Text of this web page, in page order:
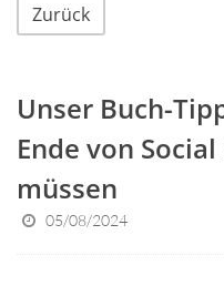
Zurück
Unser Buch-
Ende von
müssen
05/08/2024